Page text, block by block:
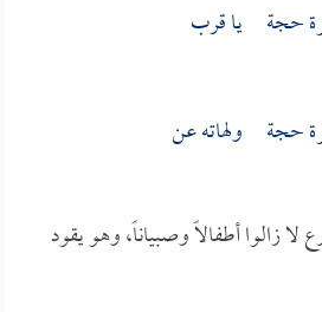
حجة يا قرب
حجة ولهاته عن
لا زالوا أطفالاً وصبياناً، وهو يقود